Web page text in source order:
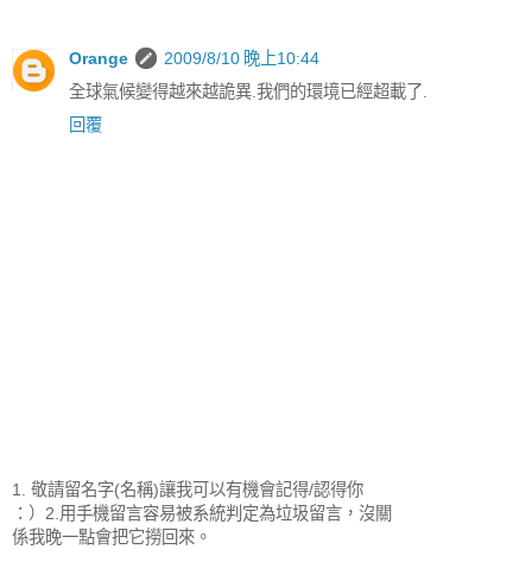
Orange
2009/8/10 晚上10:44
全球氣候變得越來越詭異.我們的環境已經超載了.
回覆
1. 敬請留名字(名稱)讓我可以有機會記得/認得你
：）2.用手機留言容易被系統判定為垃圾留言，沒關
係我晚一點會把它撈回來。